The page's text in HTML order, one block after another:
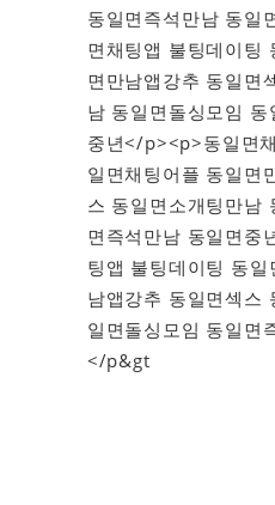
동일면즉석만남 동일
면채팅앱 불팅데이팅
면만남앱강추 동일면
남 동일면돌싱모임
중년</p><p>동일면
일면채팅어플 동일면
스 동일면소개팅만남
면즉석만남 동일면중
팅앱 불팅데이팅 동
남앱강추 동일면섹스
일면돌싱모임 동일면
</p&gt